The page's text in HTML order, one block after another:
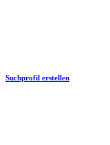
Suchprofil erstellen